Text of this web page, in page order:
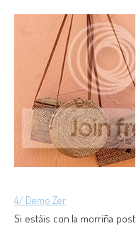
4/ Demo Zer
Si estáis con la morriña